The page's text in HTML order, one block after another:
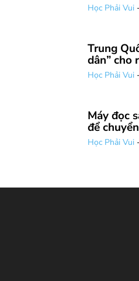
Học Phải Vui -
Trung
dân” cho
Học Phải Vui -
Máy đọc
để
Học Phải Vui -